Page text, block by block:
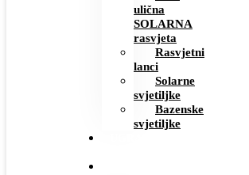
ulična
SOLARNA
rasvjeta
Rasvjetni
lanci
Solarne
svjetiljke
Bazenske
svjetiljke